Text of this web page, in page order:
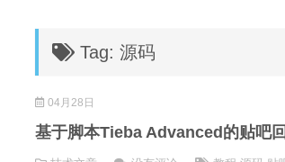
Tag: 源码
04月28日
基于脚本Tieba Advanced的贴吧